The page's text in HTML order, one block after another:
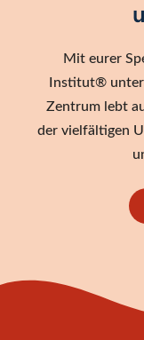
Mit eurer
Institut®
Zentrum lebt
der vielfältigen